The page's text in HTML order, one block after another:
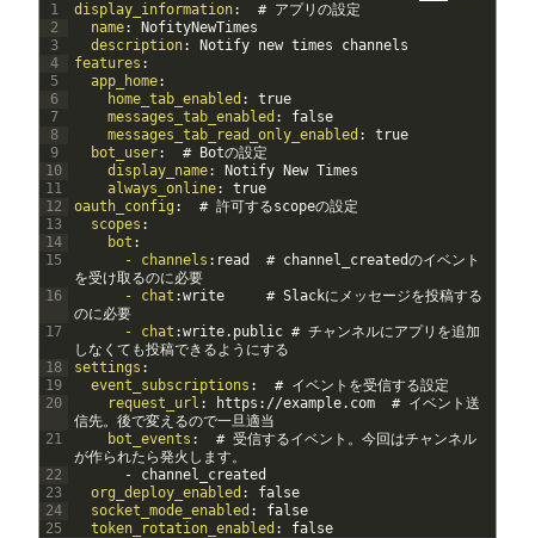
1
2
3
4
5
6
7
8
9
10
11
12
13
14
15
16
17
18
19
20
21
22
23
24
25
display_information:  # アプリの設定
name: NofityNewTimes
description: Notify new times channels
features :
app_home:
home_tab_enabled : true
messages_tab_enabled : false
messages_tab_read_only_enabled : true
bot_user:  # Botの設定
display_name: Notify New Times
always_online: true
oauth_config :  # 許可するscopeの設定
scopes :
bot :
- channels :read  # channel_createdのイベント
を受け取るのに必要
- chat :write     # Slackにメッセージを投稿する
のに必要
- chat :write.public # チャンネルにアプリを追加
しなくても投稿できるようにする
settings :
event_subscriptions :  # イベントを受信する設定
request_url : https ://example.com  # イベント送
信先。後で変えるので一旦適当
bot_events :  # 受信するイベント。今回はチャンネル
が作られたら発火します。
-
channel
created
org_deploy_enabled : false
socket_mode_enabled : false
token_rotation_enabled : false